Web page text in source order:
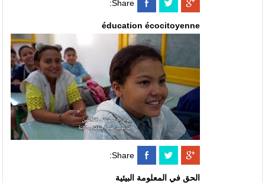
Share:
éducation écocitoyenne
Share:
الحق في المعلومة البيئية